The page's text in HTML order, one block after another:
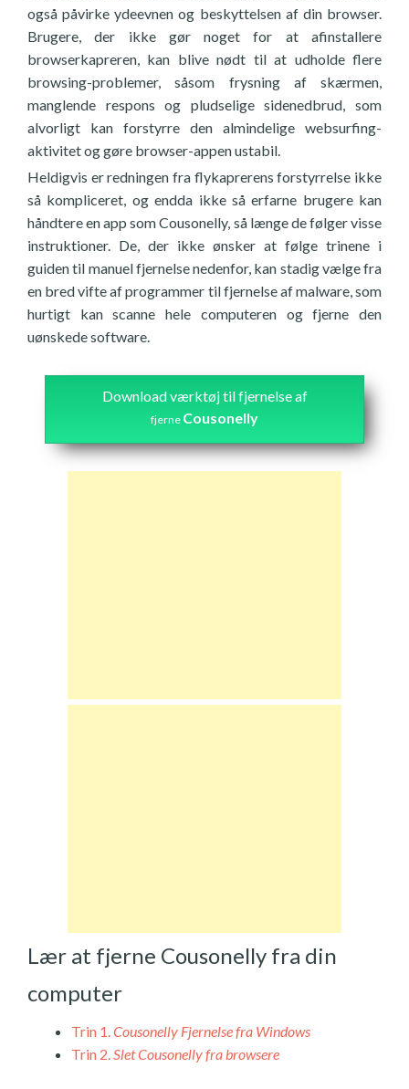
også påvirke ydeevnen og beskyttelsen af din browser.
Brugere, der ikke gør noget for at afinstallere
browserkapreren, kan blive nødt til at udholde flere
browsing-problemer, såsom frysning af skærmen,
manglende respons og pludselige sidenedbrud, som
alvorligt kan forstyrre den almindelige websurfing-
aktivitet og gøre browser-appen ustabil.
Heldigvis er redningen fra flykaprerens forstyrrelse ikke
så kompliceret, og endda ikke så erfarne brugere kan
håndtere en app som Cousonelly, så længe de følger visse
instruktioner. De, der ikke ønsker at følge trinene i
guiden til manuel fjernelse nedenfor, kan stadig vælge fra
en bred vifte af programmer til fjernelse af malware, som
hurtigt kan scanne hele computeren og fjerne den
uønskede software.
Download værktøj til fjernelse af
fjerne Cousonelly
Lær at fjerne Cousonelly fra din
computer
Trin 1.Cousonelly Fjernelse fra Windows
Trin 2.Slet Cousonelly fra browsere